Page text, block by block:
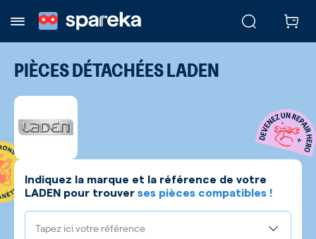
PIÈCES DÉTACHÉESLADEN
Indiquez la marque et la référence de votre
LADEN pour trouver ses pièces compatibles !
Tapez ici votre référence